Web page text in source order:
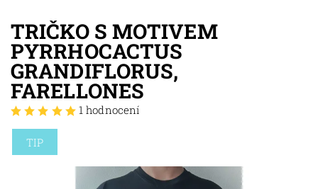
TRIČKO S MOTIVEM
PYRRHOCACTUS
GRANDIFLORUS,
FARELLONES
1 hodnocení
TIP